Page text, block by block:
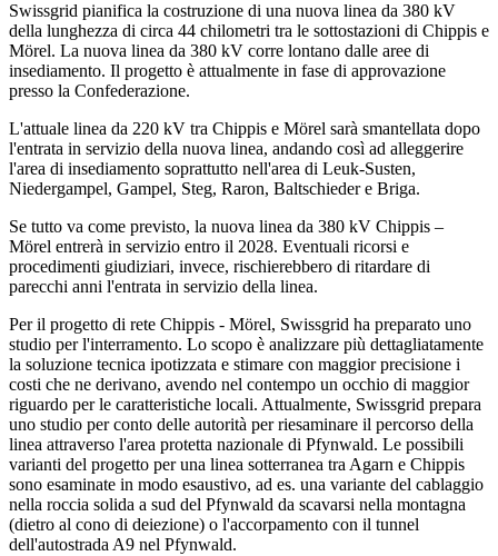
Swissgrid pianifica la costruzione di una nuova linea da 380 kV
della lunghezza di circa 44 chilometri tra le sottostazioni di Chippis e
Mörel. La nuova linea da 380 kV corre lontano dalle aree di
insediamento. Il progetto è attualmente in fase di approvazione
presso la Confederazione.
L'attuale linea da 220 kV tra Chippis e Mörel sarà smantellata dopo
l'entrata in servizio della nuova linea, andando così ad alleggerire
l'area di insediamento soprattutto nell'area di Leuk-Susten,
Niedergampel, Gampel, Steg, Raron, Baltschieder e Briga.
Se tutto va come previsto, la nuova linea da 380 kV Chippis –
Mörel entrerà in servizio entro il 2028. Eventuali ricorsi e
procedimenti giudiziari, invece, rischierebbero di ritardare di
parecchi anni l'entrata in servizio della linea.
Per il progetto di rete Chippis - Mörel, Swissgrid ha preparato uno
studio per l'interramento. Lo scopo è analizzare più dettagliatamente
la soluzione tecnica ipotizzata e stimare con maggior precisione i
costi che ne derivano, avendo nel contempo un occhio di maggior
riguardo per le caratteristiche locali. Attualmente, Swissgrid prepara
uno studio per conto delle autorità per riesaminare il percorso della
linea attraverso l'area protetta nazionale di Pfynwald. Le possibili
varianti del progetto per una linea sotterranea tra Agarn e Chippis
sono esaminate in modo esaustivo, ad es. una variante del cablaggio
nella roccia solida a sud del Pfynwald da scavarsi nella montagna
(dietro al cono di deiezione) o l'accorpamento con il tunnel
dell'autostrada A9 nel Pfynwald.